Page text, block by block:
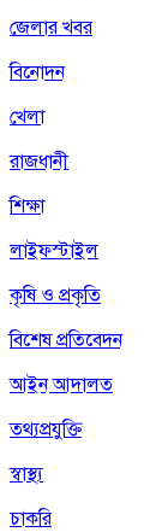
জেলার খবর
বিনোদন
খেলা
রাজধানী
শিক্ষা
লাইফস্টাইল
কৃষি ও প্রকৃতি
বিশেষ প্রতিবেদন
আইন আদালত
তথ্যপ্রযুক্তি
স্বাস্থ্য
চাকরি